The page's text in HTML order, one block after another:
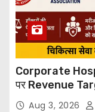
Corporate
पर Revenue
बड़ा कदम, NHRC
Aug 3, 2026